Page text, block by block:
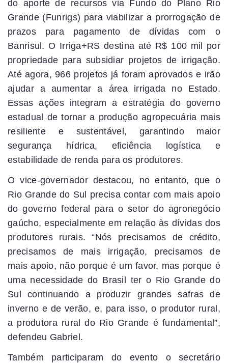
do aporte de recursos via Fundo do Plano Rio
Grande (Funrigs) para viabilizar a prorrogação de
prazos para pagamento de dívidas com o
Banrisul. O Irriga+RS destina até R$ 100 mil por
propriedade para subsidiar projetos de irrigação.
Até agora, 966 projetos já foram aprovados e irão
ajudar a aumentar a área irrigada no Estado.
Essas ações integram a estratégia do governo
estadual de tornar a produção agropecuária mais
resiliente e sustentável, garantindo maior
segurança hídrica, eficiência logística e
estabilidade de renda para os produtores.
O vice-governador destacou, no entanto, que o
Rio Grande do Sul precisa contar com mais apoio
do governo federal para o setor do agronegócio
gaúcho, especialmente em relação às dívidas dos
produtores rurais. “Nós precisamos de crédito,
precisamos de mais irrigação, precisamos de
mais apoio, não porque é um favor, mas porque é
uma necessidade do Brasil ter o Rio Grande do
Sul continuando a produzir grandes safras de
inverno e de verão, e, para isso, o produtor rural,
a produtora rural do Rio Grande é fundamental”,
defendeu Gabriel.
Também participaram do evento o secretário